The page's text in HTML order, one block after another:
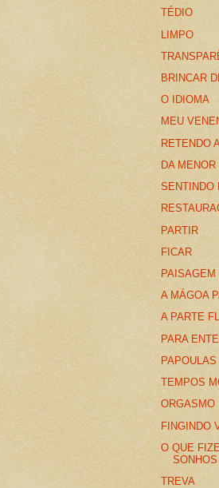
TÉDIO
LIMPO
BRINCAR
O IDIOMA
MEU
RETENDO
DA
SENTINDO
PARTIR
FICAR
PAISAGEM
A MÁGOA
A PARTE
PARA
PAPOULAS
TEMPOS
ORGASMO
FINGINDO
O QUE
SONHOS
TREVA